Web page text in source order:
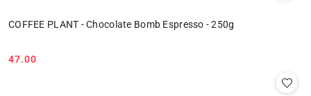
COFFEE PLANT - Chocolate Bomb Espresso - 250g
Cena:
47.00